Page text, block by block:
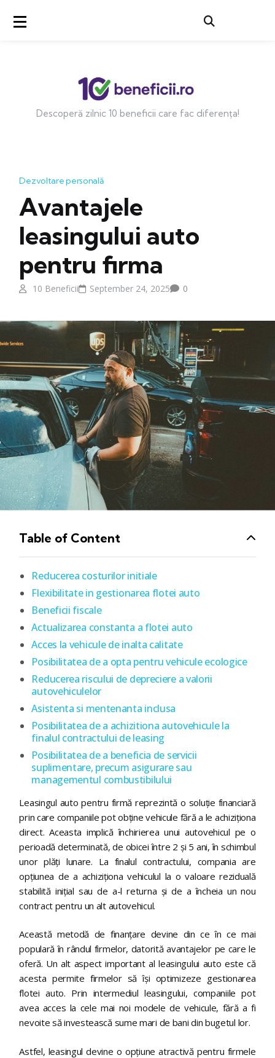
Descoperă zilnic 10 beneficii care fac diferența!
Dezvoltare personală
Avantajele
leasingului auto
pentru firma
10 Beneficii September 24, 2025 0
Table of Content
Reducerea costurilor initiale
Flexibilitate in gestionarea flotei auto
Beneficii fiscale
Actualizarea constanta a flotei auto
Acces la vehicule de inalta calitate
Posibilitatea de a opta pentru vehicule ecologice
Reducerea riscului de depreciere a valorii
autovehiculelor
Asistenta si mentenanta inclusa
Posibilitatea de a achizitiona autovehicule la
finalul contractului de leasing
Posibilitatea de a beneficia de servicii
suplimentare, precum asigurare sau
managementul combustibilului
Leasingul auto pentru firmă reprezintă o soluție financiară
prin care companiile pot obține vehicule fără a le achiziționa
direct. Aceasta implică închirierea unui autovehicul pe o
perioadă determinată, de obicei între 2 și 5 ani, în schimbul
unor plăți lunare. La finalul contractului, compania are
opțiunea de a achiziționa vehiculul la o valoare reziduală
stabilită inițial sau de a-l returna și de a încheia un nou
contract pentru un alt autovehicul.
Această metodă de finanțare devine din ce în ce mai
populară în rândul firmelor, datorită avantajelor pe care le
oferă. Un alt aspect important al leasingului auto este că
acesta permite firmelor să își optimizeze gestionarea
flotei auto. Prin intermediul leasingului, companiile pot
avea acces la cele mai noi modele de vehicule, fără a fi
nevoite să investească sume mari de bani din bugetul lor.
Astfel, leasingul devine o opțiune atractivă pentru firmele